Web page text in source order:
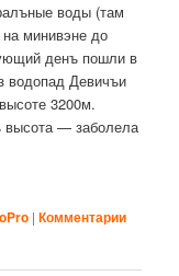
воды (там
минивэне до
денъ пошли в
водопад Девичъи
3200м.
высота — заболела
|Комментарии